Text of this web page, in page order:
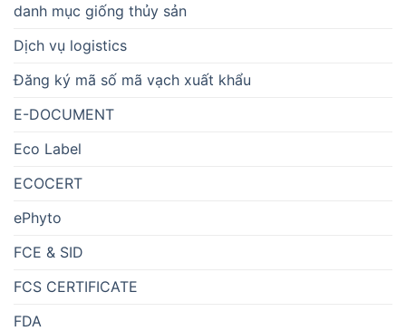
danh mục giống thủy sản
Dịch vụ logistics
Đăng ký mã số mã vạch xuất khẩu
E-DOCUMENT
Eco Label
ECOCERT
ePhyto
FCE & SID
FCS CERTIFICATE
FDA